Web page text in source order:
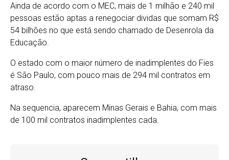
Ainda de acordo com o MEC, mais de 1 milhão e 240 mil
pessoas estão aptas a renegociar dividas que somam R$
54 bilhões no que está sendo chamado de Desenrola da
Educação.
O estado com o maior número de inadimplentes do Fies
é São Paulo, com pouco mais de 294 mil contratos em
atraso.
Na sequencia, aparecem Minas Gerais e Bahia, com mais
de 100 mil contratos inadimplentes cada.